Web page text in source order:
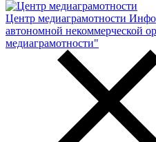
Центр медиаграмотности
автономной некоммерческой
медиаграмотности"